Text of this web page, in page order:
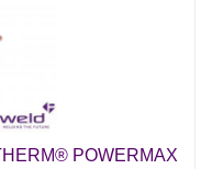
POWERMAX